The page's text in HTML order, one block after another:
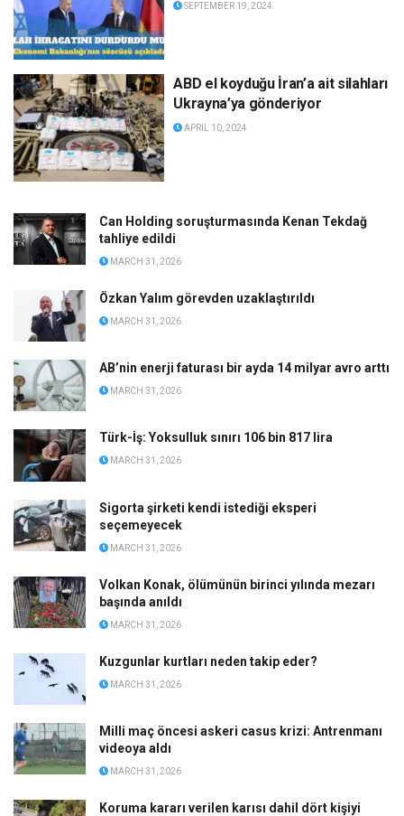
SEPTEMBER 19, 2024
ABD el koyduğu İran’a ait silahları
Ukrayna’ya gönderiyor
APRIL 10, 2024
Can Holding soruşturmasında Kenan Tekdağ
tahliye edildi
MARCH 31, 2026
Özkan Yalım görevden uzaklaştırıldı
MARCH 31, 2026
AB’nin enerji faturası bir ayda 14 milyar avro arttı
MARCH 31, 2026
Türk-İş: Yoksulluk sınırı 106 bin 817 lira
MARCH 31, 2026
Sigorta şirketi kendi istediği eksperi
seçemeyecek
MARCH 31, 2026
Volkan Konak, ölümünün birinci yılında mezarı
başında anıldı
MARCH 31, 2026
Kuzgunlar kurtları neden takip eder?
MARCH 31, 2026
Milli maç öncesi askeri casus krizi: Antrenmanı
videoya aldı
MARCH 31, 2026
Koruma kararı verilen karısı dahil dört kişiyi